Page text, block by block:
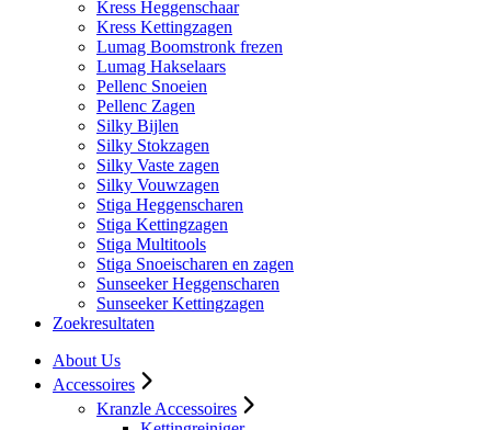
Kress Heggenschaar
Kress Kettingzagen
Lumag Boomstronk frezen
Lumag Hakselaars
Pellenc Snoeien
Pellenc Zagen
Silky Bijlen
Silky Stokzagen
Silky Vaste zagen
Silky Vouwzagen
Stiga Heggenscharen
Stiga Kettingzagen
Stiga Multitools
Stiga Snoeischaren en zagen
Sunseeker Heggenscharen
Sunseeker Kettingzagen
Zoekresultaten
About Us
Accessoires
Kranzle Accessoires